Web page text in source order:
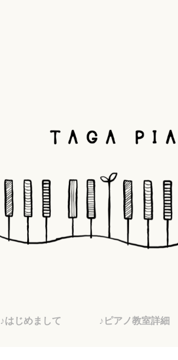
♪はじめまして ♪ピアノ教室詳細